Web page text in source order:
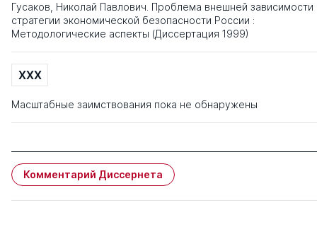
Гусаков, Николай Павлович. Проблема внешней зависимости
стратегии экономической безопасности России :
Методологические аспекты (Диссертация 1999)
XXX
Масштабные заимствования пока не обнаружены
Комментарий Диссернета